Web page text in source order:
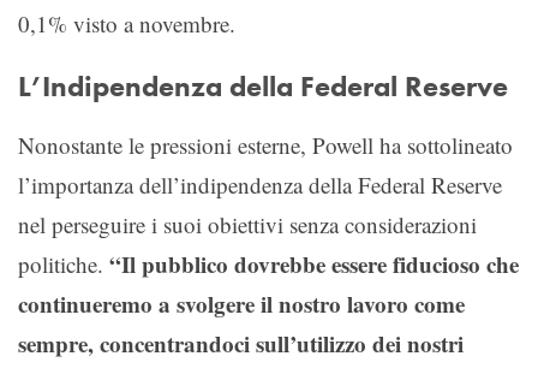
0,1% visto a novembre.
L’Indipendenza della Federal Reserve
Nonostante le pressioni esterne, Powell ha sottolineato
l’importanza dell’indipendenza della Federal Reserve
nel perseguire i suoi obiettivi senza considerazioni
politiche. “Il pubblico dovrebbe essere fiducioso che
continueremo a svolgere il nostro lavoro come
sempre, concentrandoci sull’utilizzo dei nostri